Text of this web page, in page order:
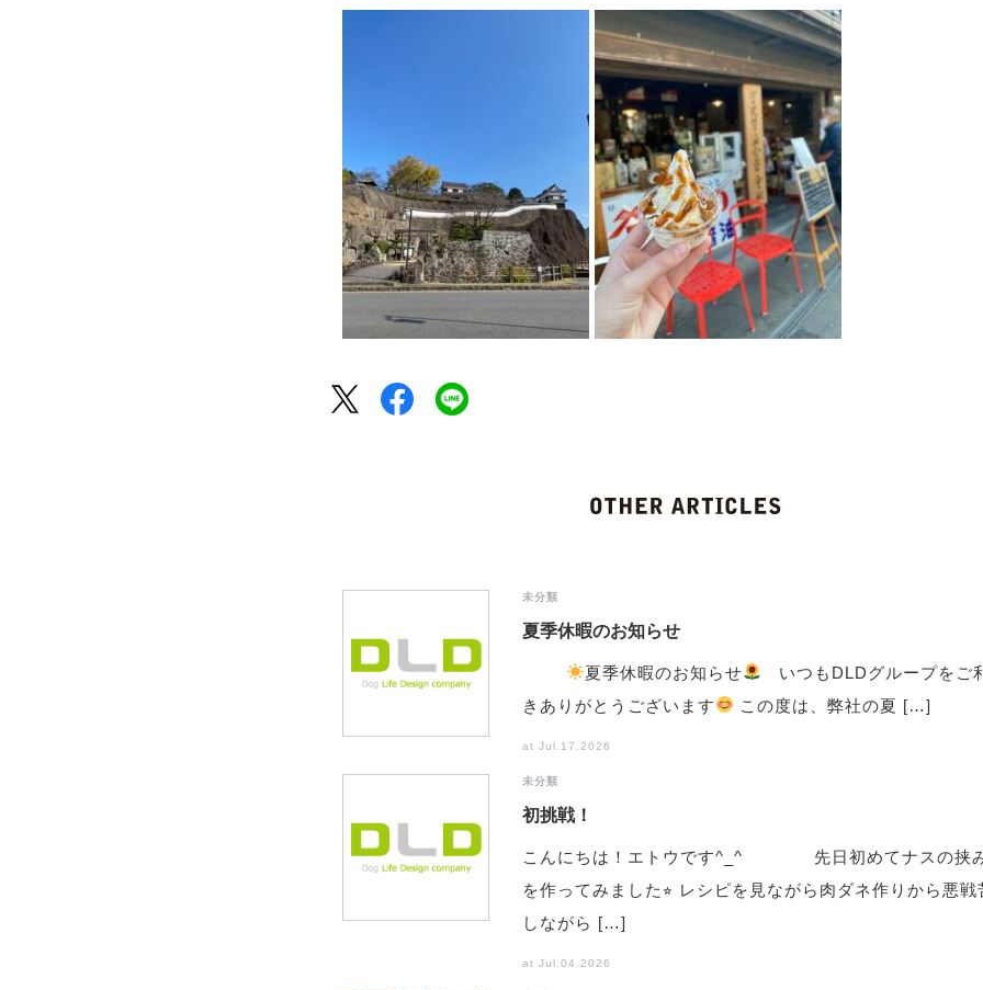
未分類
夏季休暇のお知らせ
夏季休暇のお知らせ
いつもDLDグループをご
きありがとうございます
この度は、弊社の夏 […]
at Jul.17.2026
未分類
初挑戦！
こんにちは！エトウです^_^ 先日初めてナスの挟
を作ってみました⭐︎ レシピを見ながら肉ダネ作りから悪戦
しながら […]
at Jul.04.2026